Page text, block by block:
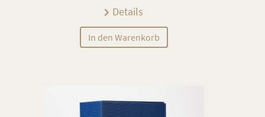
Details
In den Warenkorb